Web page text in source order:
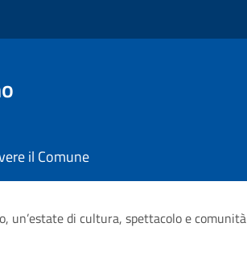
il Comune
un’estate di cultura, spettacolo e comunità